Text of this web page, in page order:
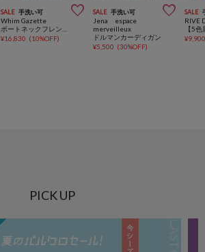
SALE 手洗い可 
Whim Gazette
¥16,830 (10%OFF)
SALE 手洗い可 
Jena espace
merveilleux
ドルマンカーディガン
¥5,500 (30%OFF)
SALE
RIVE
¥
PICK UP